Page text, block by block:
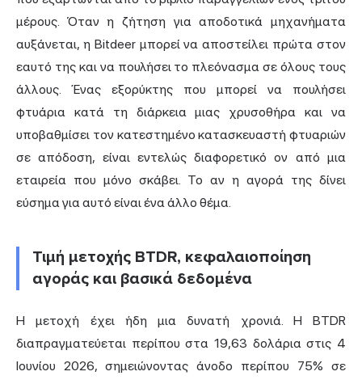
μέρους. Όταν η ζήτηση για αποδοτικά μηχανήματα
αυξάνεται, η Bitdeer μπορεί να αποστείλει πρώτα στον
εαυτό της και να πουλήσει το πλεόνασμα σε όλους τους
άλλους. Ένας εξορύκτης που μπορεί να πουλήσει
φτυάρια κατά τη διάρκεια μιας χρυσοθήρα και να
υποβαθμίσει τον κατεστημένο κατασκευαστή φτυαριών
σε απόδοση, είναι εντελώς διαφορετικό ον από μια
εταιρεία που μόνο σκάβει. Το αν η αγορά της δίνει
εύσημα για αυτό είναι ένα άλλο θέμα.
Τιμή μετοχής BTDR, κεφαλαιοποίηση
αγοράς και βασικά δεδομένα
Η μετοχή έχει ήδη μια δυνατή χρονιά. Η BTDR
διαπραγματεύεται περίπου στα 19,63 δολάρια στις 4
Ιουνίου 2026, σημειώνοντας άνοδο περίπου 75% σε